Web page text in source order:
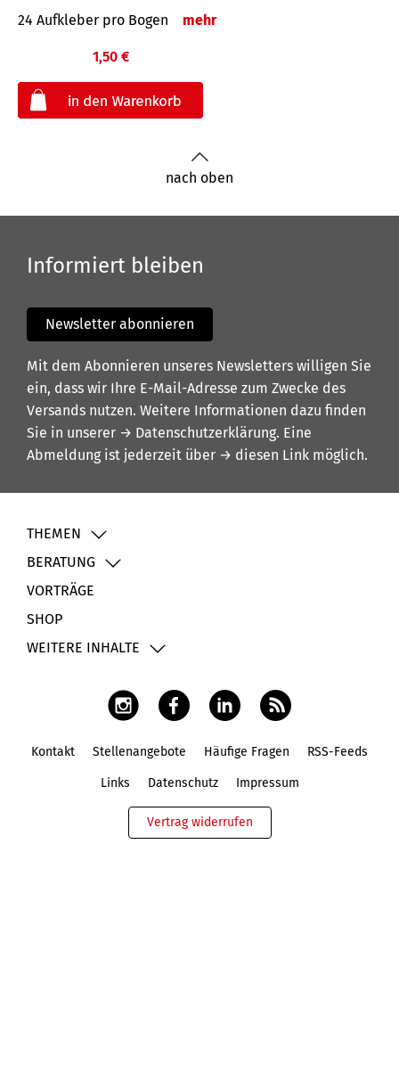
24 Aufkleber pro Bogen mehr
1,50 €
nach oben
Informiert bleiben
Newsletter abonnieren
Mit dem Abonnieren unseres Newsletters willigen Sie
ein, dass wir Ihre E-Mail-Adresse zum Zwecke des
Versands nutzen. Weitere Informationen dazu finden
Sie in unserer → Datenschutzerklärung. Eine
Abmeldung ist jederzeit über → diesen Link möglich.
THEMEN
BERATUNG
VORTRÄGE
SHOP
WEITERE INHALTE
Kontakt Stellenangebote Häufige Fragen RSS-Feeds
Links Datenschutz Impressum
Vertrag widerrufen